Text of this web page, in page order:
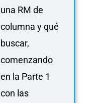
una RM de
columna y qué
buscar,
comenzando
en la Parte 1
con las